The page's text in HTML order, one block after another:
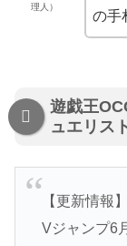
理人）
の手
遊戯王
ュエリス
【更新情報
Vジャンプ6